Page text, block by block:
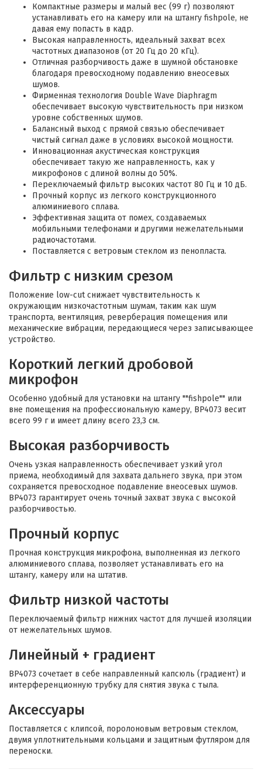
Компактные размеры и малый вес (99 г) позволяют
устанавливать его на камеру или на штангу fishpole, не
давая ему попасть в кадр.
Высокая направленность, идеальный захват всех
частотных диапазонов (от 20 Гц до 20 кГц).
Отличная разборчивость даже в шумной обстановке
благодаря превосходному подавлению внеосевых
шумов.
Фирменная технология Double Wave Diaphragm
обеспечивает высокую чувствительность при низком
уровне собственных шумов.
Балансный выход с прямой связью обеспечивает
чистый сигнал даже в условиях высокой мощности.
Инновационная акустическая конструкция
обеспечивает такую же направленность, как у
микрофонов с длиной волны до 50%.
Переключаемый фильтр высоких частот 80 Гц и 10 дБ.
Прочный корпус из легкого конструкционного
алюминиевого сплава.
Эффективная защита от помех, создаваемых
мобильными телефонами и другими нежелательными
радиочастотами.
Поставляется с ветровым стеклом из пенопласта.
Фильтр с низким срезом
Положение low-cut снижает чувствительность к
окружающим низкочастотным шумам, таким как шум
транспорта, вентиляция, реверберация помещения или
механические вибрации, передающиеся через записывающее
устройство.
Короткий легкий дробовой
микрофон
Особенно удобный для установки на штангу ""fishpole"" или
вне помещения на профессиональную камеру, BP4073 весит
всего 99 г и имеет длину всего 23,3 см.
Высокая разборчивость
Очень узкая направленность обеспечивает узкий угол
приема, необходимый для захвата дальнего звука, при этом
сохраняется превосходное подавление внеосевых шумов.
BP4073 гарантирует очень точный захват звука с высокой
разборчивостью.
Прочный корпус
Прочная конструкция микрофона, выполненная из легкого
алюминиевого сплава, позволяет устанавливать его на
штангу, камеру или на штатив.
Фильтр низкой частоты
Переключаемый фильтр нижних частот для лучшей изоляции
от нежелательных шумов.
Линейный + градиент
BP4073 сочетает в себе направленный капсюль (градиент) и
интерференционную трубку для снятия звука с тыла.
Аксессуары
Поставляется с клипсой, поролоновым ветровым стеклом,
двумя уплотнительными кольцами и защитным футляром для
переноски.